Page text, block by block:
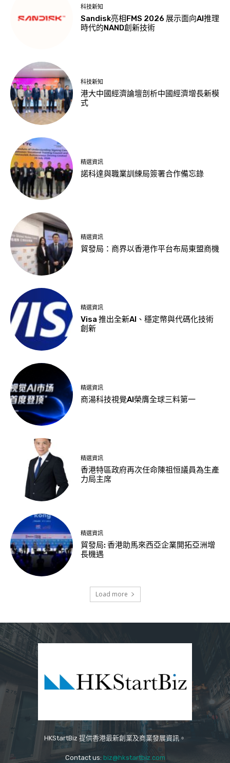
科技新知
Sandisk亮相FMS 2026 展示面向AI推理
時代的NAND創新技術
科技新知
港大中國經濟論壇剖析中國經濟增長新模
式
精選資訊
諾科達與職業訓練局簽署合作備忘錄
精選資訊
貿發局：商界以香港作平台布局東盟商機
精選資訊
Visa 推出全新AI、穩定幣與代碼化技術
創新
精選資訊
商湯科技視覺AI榮膺全球三料第一
精選資訊
香港特區政府再次任命陳祖恒議員為生產
力局主席
精選資訊
貿發局: 香港助馬來西亞企業開拓亞洲增
長機遇
Load more
HKStartBiz 提供香港最新創業及商業發展資訊。
Contact us: biz@hkstartbiz.com